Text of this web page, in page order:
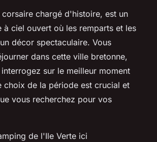
chargé d'histoire, est un
à ciel ouvert où les remparts et les
décor spectaculaire. Vous
dans cette ville bretonne,
sur le meilleur moment
choix de la période est crucial et
vous recherchez pour vos
de l'Ile Verte ici